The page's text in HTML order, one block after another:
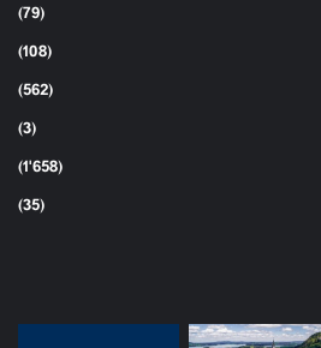
(79)
(108)
(562)
(3)
(1٬658)
(35)